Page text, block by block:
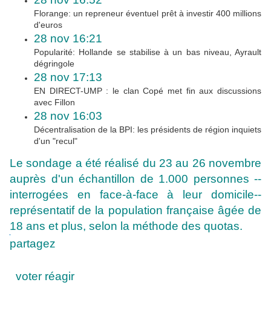
Florange: un repreneur éventuel prêt à investir 400 millions
d'euros
28 nov 16:21
Popularité: Hollande se stabilise à un bas niveau, Ayrault
dégringole
28 nov 17:13
EN DIRECT-UMP : le clan Copé met fin aux discussions
avec Fillon
28 nov 16:03
Décentralisation de la BPI: les présidents de région inquiets
d'un "recul"
Le sondage a été réalisé du 23 au 26 novembre
auprès d'un échantillon de 1.000 personnes --
interrogées en face-à-face à leur domicile--
représentatif de la population française âgée de
18 ans et plus, selon la méthode des quotas.
partagez
voter réagir